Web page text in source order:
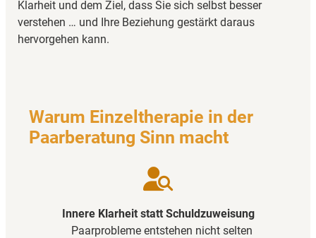
Klarheit und dem Ziel, dass Sie sich selbst besser
verstehen … und Ihre Beziehung gestärkt daraus
hervorgehen kann.
Warum Einzeltherapie in der
Paarberatung Sinn macht
Innere Klarheit statt Schuldzuweisung
Paarprobleme entstehen nicht selten